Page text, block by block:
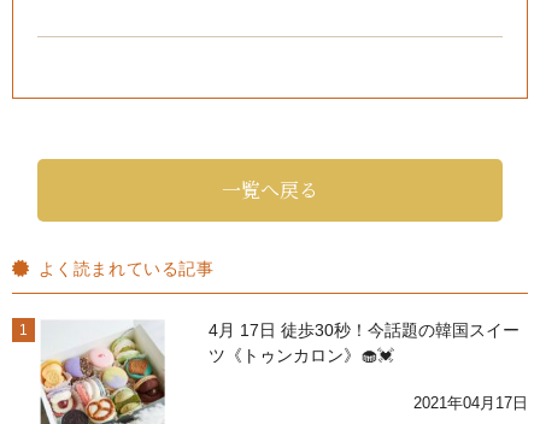
一覧へ戻る
よく読まれている記事
1
4月 17日 徒歩30秒！今話題の韓国スイー
ツ《トゥンカロン》🧁💓
2021年04月17日